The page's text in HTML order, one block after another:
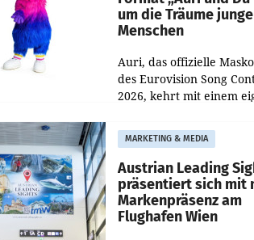
um die Träume
Menschen
Auri, das offizielle
des Eurovision Song
2026, kehrt mit einem
zurück. In der neuen
„Auri und Du“ bei ORF
steht
MARKETING & MEDIA
Austrian Leading
präsentiert sich mit
Markenpräsenz am
Flughafen Wien